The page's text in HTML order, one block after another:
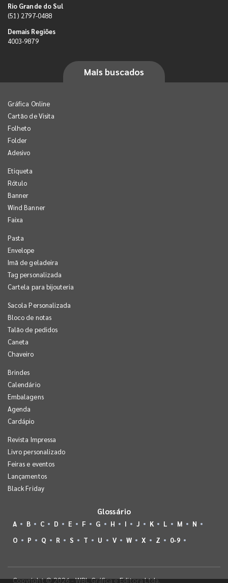
Rio Grande do Sul
(51) 2797-0488
Demais Regiões
4003-9879
Mais buscados
Gráfica Online
Cartão de Visita
Folheto
Folder
Adesivo
Etiqueta
Rótulo
Banner
Wind Banner
Faixa
Pasta
Envelope
Imã de geladeira
Tag personalizada
Cartela para bijouteria
Sacola Personalizada
Bloco de notas
Talão de pedidos
Caneta
Chaveiro
Brindes
Calendário
Embalagens
Agenda
Cardápio
Revista Impressa
Livro personalizado
Feiras e eventos
Lançamentos
Black Friday
Glossário
A B C D E F G H I J K L M
N
O
P Q R S T U V W X Z 0-9
Copyright © 2026 - WBL Gráfica e Editora Ltda.